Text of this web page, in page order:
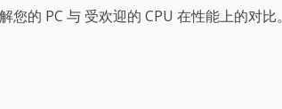
的 PC 与 受欢迎的 CPU 在性能上的对比。